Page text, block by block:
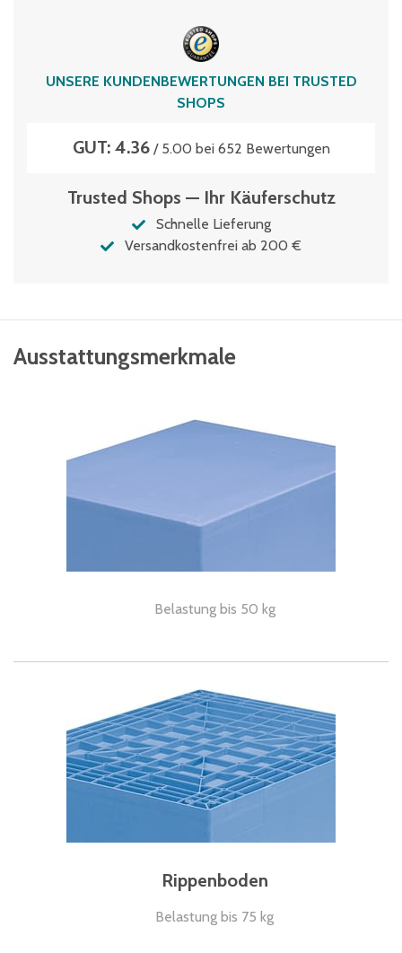
UNSERE KUNDENBEWERTUNGEN BEI TRUSTED
SHOPS
GUT: 4.36/ 5.00 bei 652 Bewertungen
Trusted Shops — Ihr Käuferschutz
Schnelle Lieferung
Versandkostenfrei ab 200 €
Ausstattungsmerkmale
Belastung bis 50 kg
Rippenboden
Belastung bis 75 kg